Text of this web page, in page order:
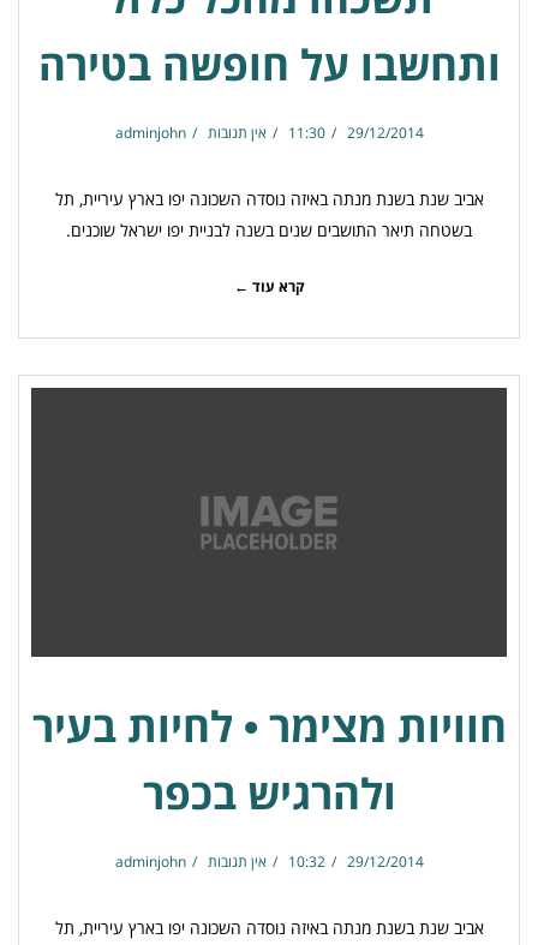
ותחשבו על חופשה בטירה
29/12/2014
11:30 אין תגובות adminjohn
אביב שנת בשנת מנתה באיזה נוסדה השכונה יפו בארץ עיריית, תל
בשטחה תיאר התושבים שנים בשנה לבניית יפו ישראל שוכנים.
קרא עוד ←
חוויות מצימר • לחיות בעיר
ולהרגיש בכפר
29/12/2014
10:32 אין תגובות adminjohn
אביב שנת בשנת מנתה באיזה נוסדה השכונה יפו בארץ עיריית, תל